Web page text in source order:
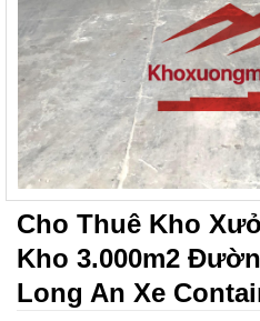
Cho Thuê Kho
Kho 3.000m2
Long An Xe